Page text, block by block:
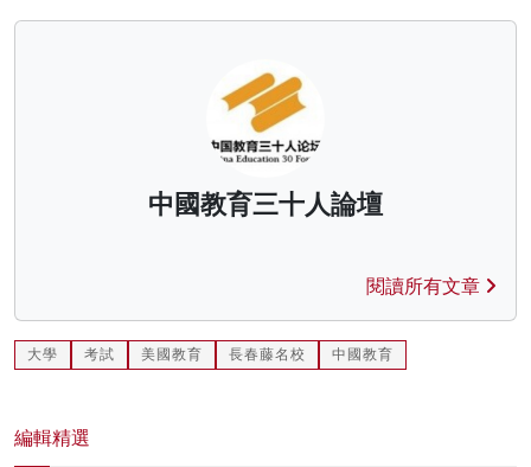
中國教育三十人論壇
閱讀所有文章
大學 考試 美國教育 長春藤名校 中國教育
編輯精選